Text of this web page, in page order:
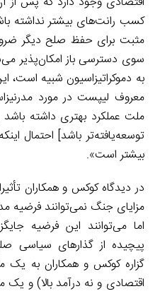
کسب رانت‌های بیشتر نداشته
مثبت برای حفظ صلح دیگر
سوی دسترسی باز امکان‌پذیر
به دموکراتیزاسیون شبیه
معروف لیپست در مورد
ملت عملکرد بهتری داشته
توسعه‌یافته‌تر باشد] احتمال
بیشتر است».
در دیدگاه کوکس و همکاران
مزایای جنگ نمی‌توانند فرضیه
اما می‌توانند این فرضیه
پیچیده از گذارهای سیاسی
گزاره کوکس و همکاران به یک
اقتصادی و نه درآمد بالا) و